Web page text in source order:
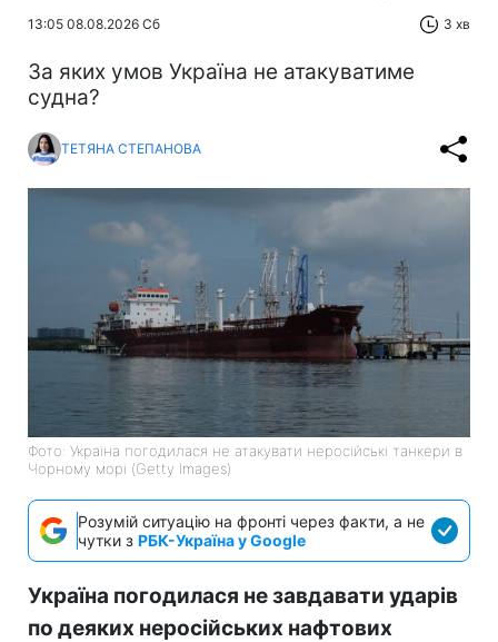
13:05 08.08.2026 Сб 3 хв
За яких умов Україна не атакуватиме
судна?
ТЕТЯНА СТЕПАНОВА
Фото: Україна погодилася не атакувати неросійські танкери в
Чорному морі (Getty Images)
Розумій ситуацію на фронті через факти, а не
чутки з РБК-Україна у Google
Україна погодилася не завдавати ударів
по деяких неросійських нафтових